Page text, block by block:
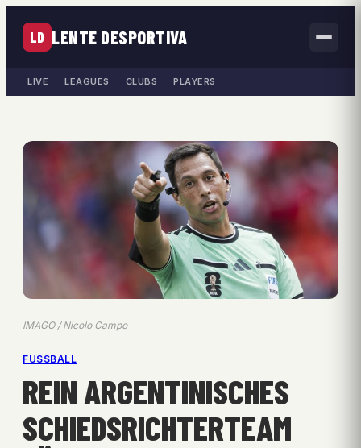
LD LENTE DESPORTIVA
LIVE LEAGUES CLUBS PLAYERS
IMAGO / Nicolo Campo
FUSSBALL
REIN ARGENTINISCHES
SCHIEDSRICHTERTEAM